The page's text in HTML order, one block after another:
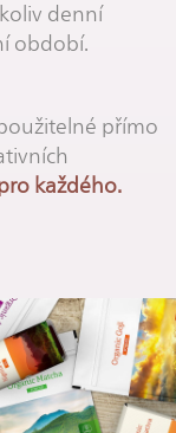
denní
období.
přímo
každého.